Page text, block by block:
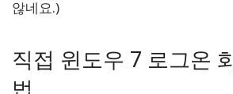
않네요.)
직접 윈도우 7 로그온